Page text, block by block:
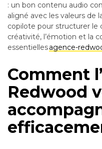
: un bon contenu audio
aligné avec les valeurs de
copilote pour structurer le
créativité, l’émotion et la
essentiellesagence-
Comment
Redwood